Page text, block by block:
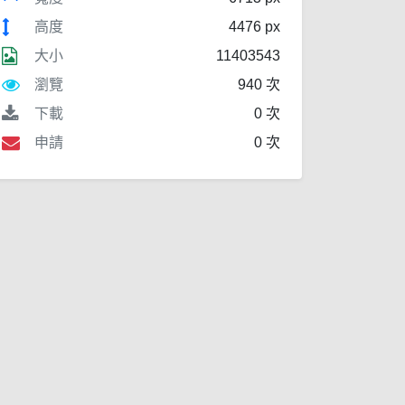
高度
4476 px
大小
11403543
瀏覽
940 次
下載
0 次
申請
0 次